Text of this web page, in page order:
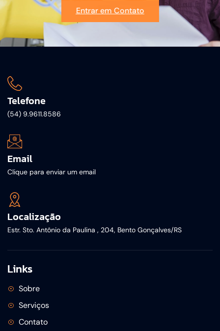
Entrar em Contato
Telefone
(54) 9.9611.8586
Email
Clique para enviar um email
Localização
Estr. Sto. Antônio da Paulina , 204, Bento Gonçalves/RS
Links
Sobre
Serviços
Contato